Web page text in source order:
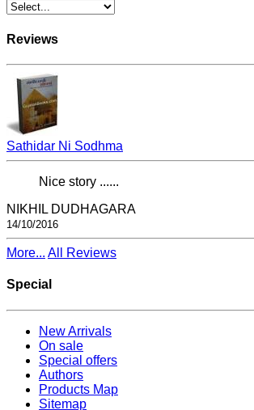
Reviews
Sathidar Ni Sodhma
Nice story ......
NIKHIL DUDHAGARA
14/10/2016
More... All Reviews
Special
New Arrivals
On sale
Special offers
Authors
Products Map
Sitemap